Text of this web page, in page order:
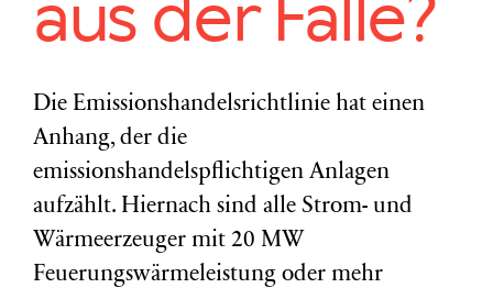
aus der Falle?
Die Emissionshandelsrichtlinie hat einen
Anhang, der die
emissionshandelspflichtigen Anlagen
aufzählt. Hiernach sind alle Strom- und
Wärmeerzeuger mit 20 MW
Feuerungswärmeleistung oder mehr